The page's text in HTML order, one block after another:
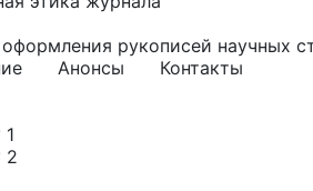
рукописей научных
Анонсы Контакты
2